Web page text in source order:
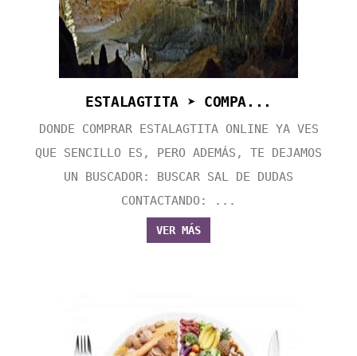
ESTALAGTITA ➤ COMPA...
DONDE COMPRAR ESTALAGTITA ONLINE YA VES
QUE SENCILLO ES, PERO ADEMÁS, TE DEJAMOS
UN BUSCADOR: BUSCAR SAL DE DUDAS
CONTACTANDO: ...
VER MÁS